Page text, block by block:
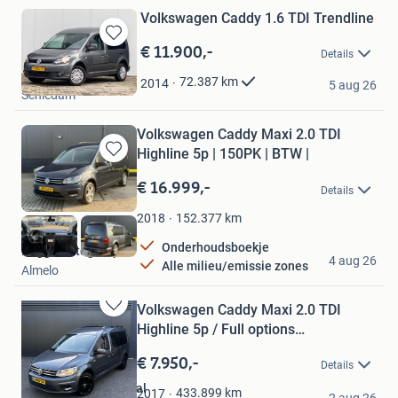
Bewaren
in
Mijn
Favorieten
Volkswagen Caddy 1.6 TDI Trendline
€ 11.900,- Details
2014 72.387 km
Autobedrijf Nor
Schiedam
5 aug 26
Bewaren
in
Mijn
Favorieten
Volkswagen Caddy Maxi 2.0 TDI
Highline 5p | 150PK | BTW |
€ 16.999,- Details
2018 152.377 km
Onderhoudsboekje
Alle milieu/emissie zones
Regge Autogroep
Almelo
4 aug 26
Bewaren
in
Mijn
Favorieten
Volkswagen Caddy Maxi 2.0 TDI
Highline 5p / Full options…
€ 7.950,- Details
2017 433.899 km
SenD Auto's Oldenzaal